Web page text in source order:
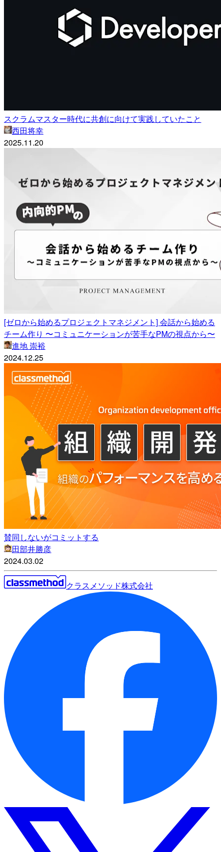
スクラムマスター時代に共創に向けて実践していたこと
西田将幸
2025.11.20
[ゼロから始めるプロジェクトマネジメント] 会話から始める
チーム作り 〜コミュニケーションが苦手なPMの視点から〜
進地 崇裕
2024.12.25
賛同しないがコミットする
田部井勝彦
2024.03.02
クラスメソッド株式会社